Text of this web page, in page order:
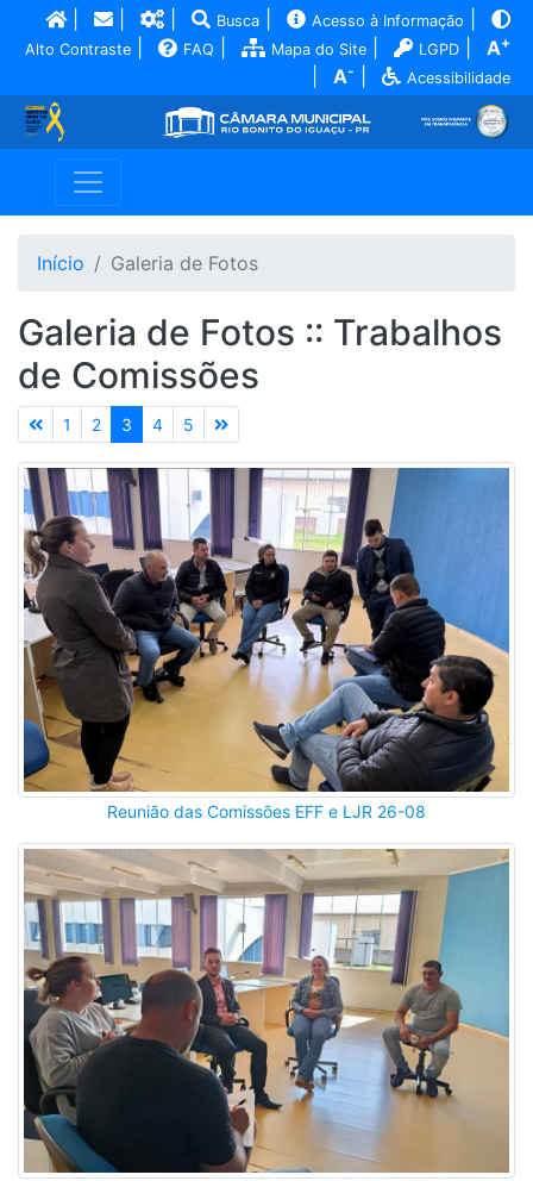
| Busca Acesso à Informação
Alto Contraste FAQ Mapa do Site LGPD A+
A- Acessibilidade
Início Galeria de Fotos
Galeria de Fotos :: Trabalhos
de Comissões
1 2 3 4 5
Reunião das Comissões EFF e LJR 26-08